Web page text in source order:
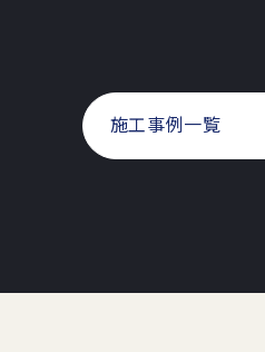
施工事例一覧